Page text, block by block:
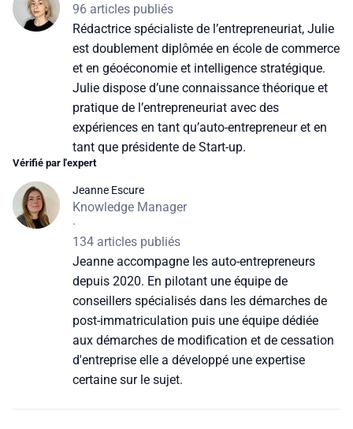
96 articles publiés
Rédactrice spécialiste de l’entrepreneuriat, Julie
est doublement diplômée en école de commerce
et en géoéconomie et intelligence stratégique.
Julie dispose d’une connaissance théorique et
pratique de l’entrepreneuriat avec des
expériences en tant qu’auto-entrepreneur et en
tant que présidente de Start-up.
Vérifié par l'expert
Jeanne Escure
Knowledge Manager
·
134 articles publiés
Jeanne accompagne les auto-entrepreneurs
depuis 2020. En pilotant une équipe de
conseillers spécialisés dans les démarches de
post-immatriculation puis une équipe dédiée
aux démarches de modification et de cessation
d'entreprise elle a développé une expertise
certaine sur le sujet.